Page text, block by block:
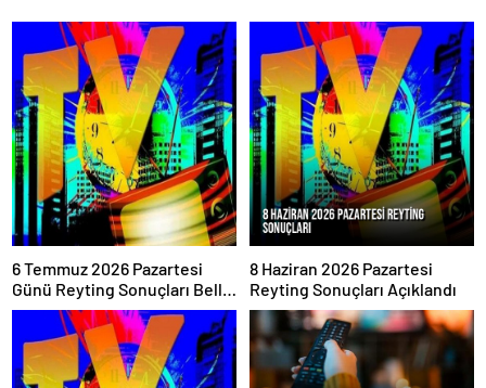
6 Temmuz 2026 Pazartesi
Günü Reyting Sonuçları Belli
Oldu
8 Haziran 2026 Pazartesi
Reyting Sonuçları Açıklandı